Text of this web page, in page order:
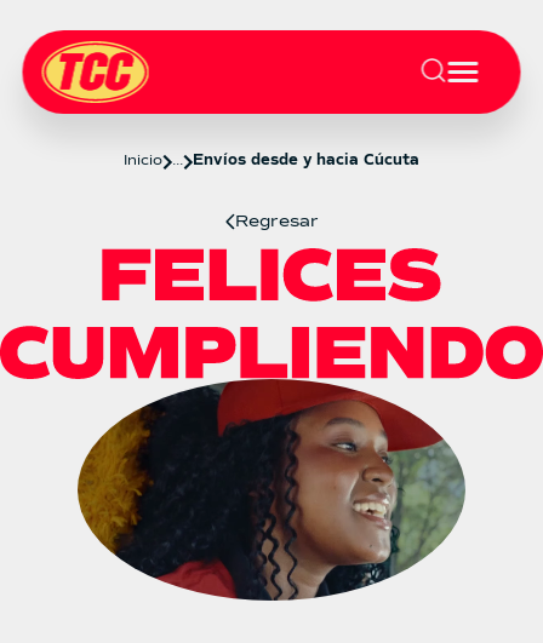
Inicio ... Envíos desde y hacia Cúcuta
Regresar